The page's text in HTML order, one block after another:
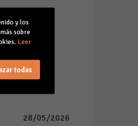
28/05/2026
y los
sobre
Leer
todas